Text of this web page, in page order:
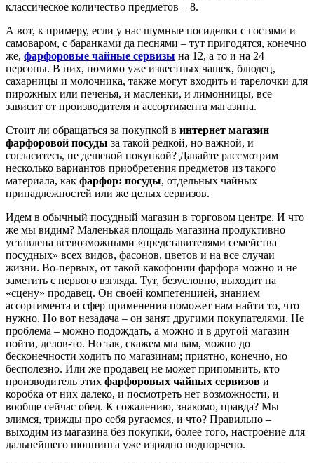
классическое количество предметов – 8.
А вот, к примеру, если у нас шумные посиделки с гостями и
самоваром, с баранками да песнями – тут пригодятся, конечно
же, фарфоровые чайные сервизы на 12, а то и на 24
персоны. В них, помимо уже известных чашек, блюдец,
сахарницы и молочника, также могут входить и тарелочки для
пирожных или печенья, и масленки, и лимонницы, все
зависит от производителя и ассортимента магазина.
Стоит ли обращаться за покупкой в интернет магазин
фарфоровой посуды за такой редкой, но важной, и
согласитесь, не дешевой покупкой? Давайте рассмотрим
несколько вариантов приобретения предметов из такого
материала, как фарфор: посуды, отдельных чайных
принадлежностей или же целых сервизов.
Идем в обычный посудный магазин в торговом центре. И что
же мы видим? Маленькая площадь магазина продуктивно
уставлена всевозможными «представителями семейства
посудных» всех видов, фасонов, цветов и на все случаи
жизни. Во-первых, от такой какофонии фарфора можно и не
заметить с первого взгляда. Тут, безусловно, выходит на
«сцену» продавец. Он своей компетенцией, знанием
ассортимента и сфер применения поможет нам найти то, что
нужно. Но вот незадача – он занят другими покупателями. Не
проблема – можно подождать, а можно и в другой магазин
пойти, делов-то. Но так, скажем мы вам, можно до
бесконечности ходить по магазинам; приятно, конечно, но
бесполезно. Или же продавец не может припомнить, кто
производитель этих фарфоровых чайных сервизов и
коробка от них далеко, и посмотреть нет возможности, и
вообще сейчас обед. К сожалению, знакомо, правда? Мы
злимся, трижды про себя ругаемся, и что? Правильно –
выходим из магазина без покупки, более того, настроение для
дальнейшего шоппинга уже изрядно подпорчено.